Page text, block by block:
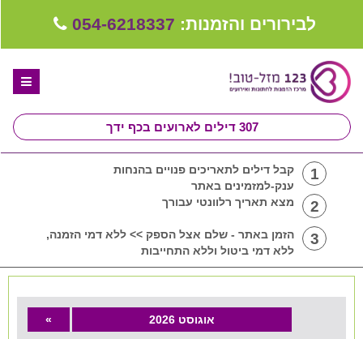
לבירורים והזמנות: 054-6218337
307 דילים לארועים בכף ידך
ספקים לחתונה מומלצים
קבלו ייעוץ בחינם
קבוצת וואטסאפ-ספקים עונים LIVE
שירות אישי בקליק
1
קבל דילים לתאריכים פנויים בהנחות
ענק-למזמינים באתר
2 מצא תאריך רלוונטי עבורך
3
הזמן באתר - שלם אצל הספק >> ללא דמי הזמנה,
ללא דמי ביטול וללא התחייבות
אוגוסט 2026 »